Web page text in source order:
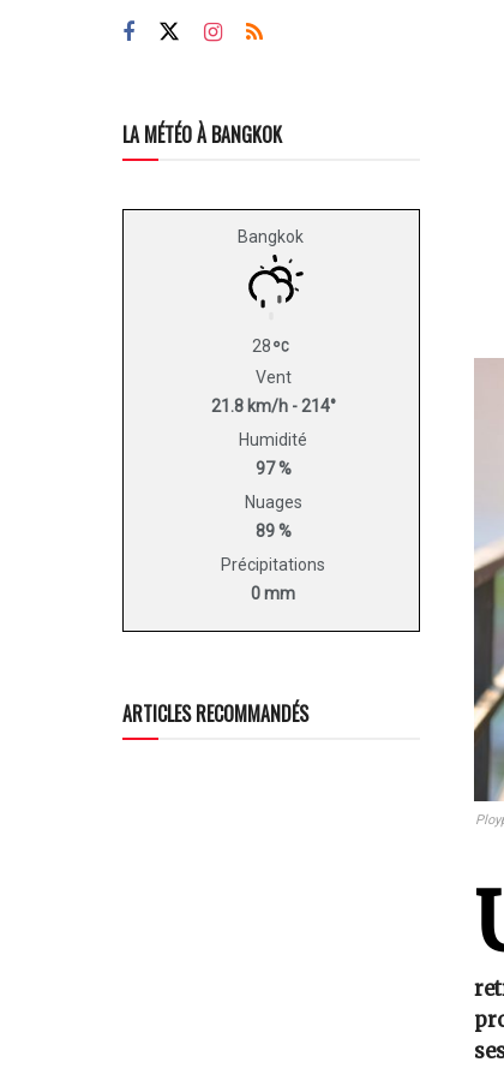
LA MÉTÉO À BANGKOK
Bangkok
28
Vent
21.8 km/h - 214°
Humidité
97 %
Nuages
89 %
Précipitations
0 mm
ARTICLES RECOMMANDÉS